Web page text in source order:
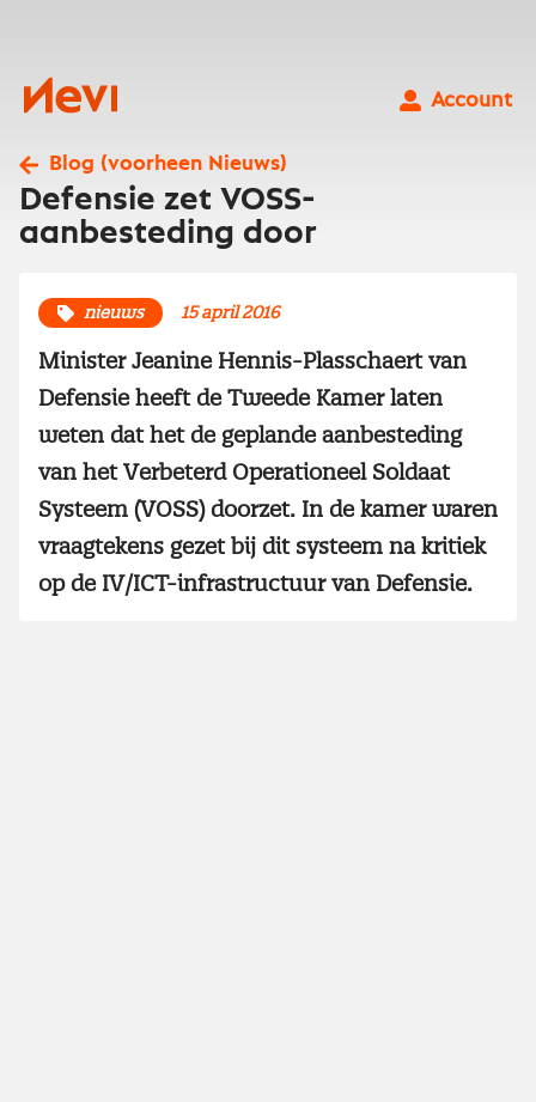
Nevi
Account
Blog (voorheen Nieuws)
Defensie zet VOSS-
aanbesteding door
nieuws 15 april 2016
Minister Jeanine Hennis-Plasschaert van
Defensie heeft de Tweede Kamer laten
weten dat het de geplande aanbesteding
van het Verbeterd Operationeel Soldaat
Systeem (VOSS) doorzet. In de kamer waren
vraagtekens gezet bij dit systeem na kritiek
op de IV/ICT-infrastructuur van Defensie.